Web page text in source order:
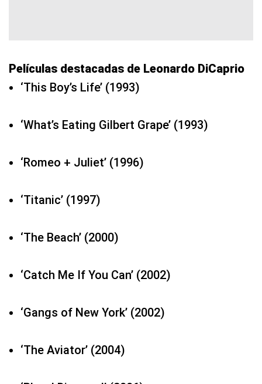
Películas destacadas de Leonardo DiCaprio
‘This Boy’s Life’ (1993)
‘What’s Eating Gilbert Grape’ (1993)
‘Romeo + Juliet’ (1996)
‘Titanic’ (1997)
‘The Beach’ (2000)
‘Catch Me If You Can’ (2002)
‘Gangs of New York’ (2002)
‘The Aviator’ (2004)